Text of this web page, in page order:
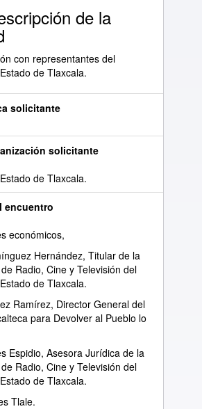
de la
con representantes del
de Tlaxcala.
solicitante
solicitante
de Tlaxcala.
encuentro
económicos,
Hernández, Titular de la
Radio, Cine y Televisión del
de Tlaxcala.
Ramírez, Director General del
para Devolver al Pueblo lo
Espidio, Asesora Jurídica de la
Radio, Cine y Televisión del
de Tlaxcala.
Tlale.